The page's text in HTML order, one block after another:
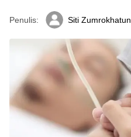
Penulis: Siti Zumrokhatun